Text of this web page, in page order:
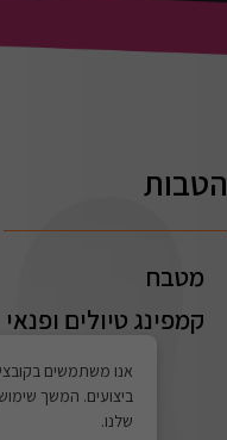
ביצועים. המשך
שלנו.
הטבות
מטבח
קמפינג טיולים ופנאי